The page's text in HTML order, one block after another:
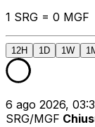
1 SRG = 0 MGF
12H 1D 1W
6 ago 2026,
SRG/MGF